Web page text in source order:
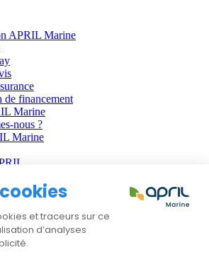
APRIL Marine
de financement
Marine
nous ?
Marine
:
et traceurs sur ce
d’analyses